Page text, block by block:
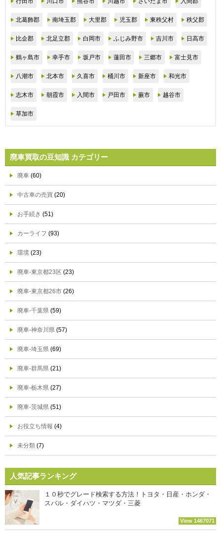
北葛飾郡 南埼玉郡 大里郡 児玉郡 東秩父村 秩父郡
比企郡 北足立郡 白岡市 ふじみ野市 吉川市 日高市
鶴ヶ島市 幸手市 坂戸市 蓮田市 三郷市 富士見市
八潮市 北本市 久喜市 桶川市 新座市 和光市
志木市 朝霞市 入間市 戸田市 蕨市 越谷市
草加市
廃車買取の豆知識 カテゴリー
廃車 (60)
中古車の売買 (20)
お手続き (51)
カーライフ (93)
環境 (23)
廃車-東京都23区 (23)
廃車-東京都26市 (26)
廃車-千葉県 (59)
廃車-神奈川県 (57)
廃車-埼玉県 (69)
廃車-群馬県 (21)
廃車-栃木県 (27)
廃車-茨城県 (51)
お役立ち情報 (4)
未分類 (7)
人気記事ランキング
１０秒でグレード検索する方法！トヨタ・日産・ホンダ・
スバル・ダイハツ・マツダ・三菱
View 1467071